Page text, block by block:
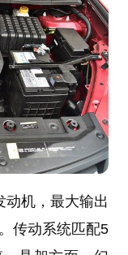
动机，最大输出
传动系统匹配5